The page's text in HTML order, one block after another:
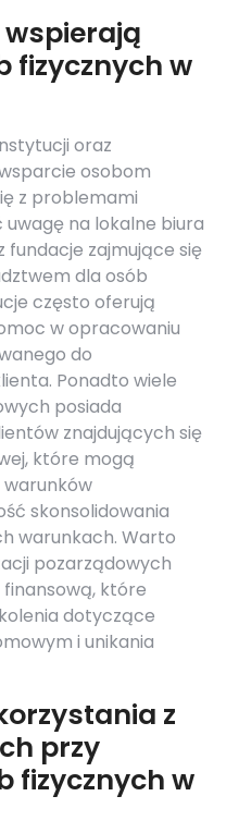
fizycznych w
oraz
osobom
z problemami
uwagę na lokalne biura
zajmujące się
dla osób
często oferują
w opracowaniu
do
Ponadto wiele
posiada
znajdujących się
które mogą
skonsolidowania
warunkach. Warto
pozarządowych
które
dotyczące
i unikania
z
przy
fizycznych w